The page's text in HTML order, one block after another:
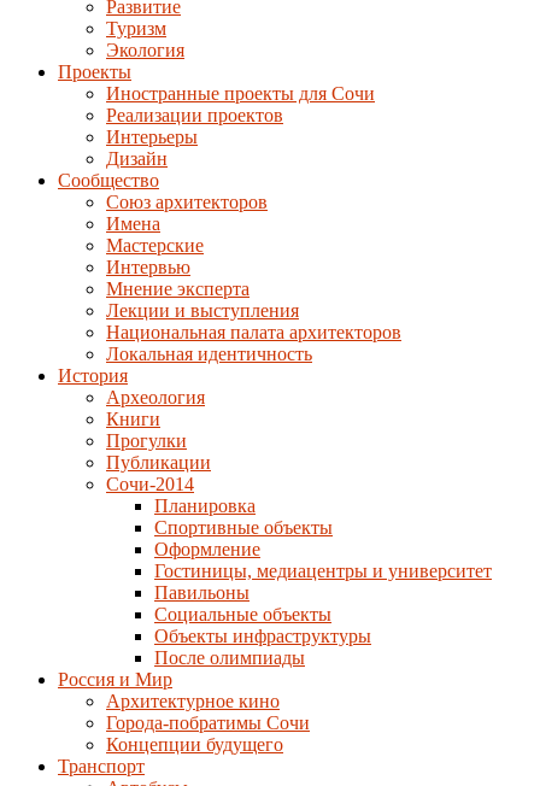
Развитие
Туризм
Экология
Проекты
Иностранные проекты для Сочи
Реализации проектов
Интерьеры
Дизайн
Сообщество
Союз архитекторов
Имена
Мастерские
Интервью
Мнение эксперта
Лекции и выступления
Национальная палата архитекторов
Локальная идентичность
История
Археология
Книги
Прогулки
Публикации
Сочи-2014
Планировка
Спортивные объекты
Оформление
Гостиницы, медиацентры и университет
Павильоны
Социальные объекты
Объекты инфраструктуры
После олимпиады
Россия и Мир
Архитектурное кино
Города-побратимы Сочи
Концепции будущего
Транспорт